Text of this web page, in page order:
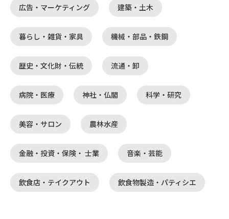
広告・マーケティング 建築・土木
暮らし・雑貨・家具 機械・部品・鉄鋼
歴史・文化財・伝統 流通・卸
病院・医療 神社・仏閣 科学・研究
美容・サロン 農林水産
金融・投資・保険・ 士業 音楽・芸能
飲食店・テイクアウト 飲食物製造・パティシエ